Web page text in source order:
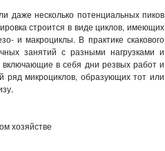
даже несколько потенциальных пиков
строится в виде циклов, имеющих
и макроциклы. В практике скакового
занятий с разными нагрузками и
в себя дни резвых работ и
ряд микроциклов, образующих тот или
хозяйстве